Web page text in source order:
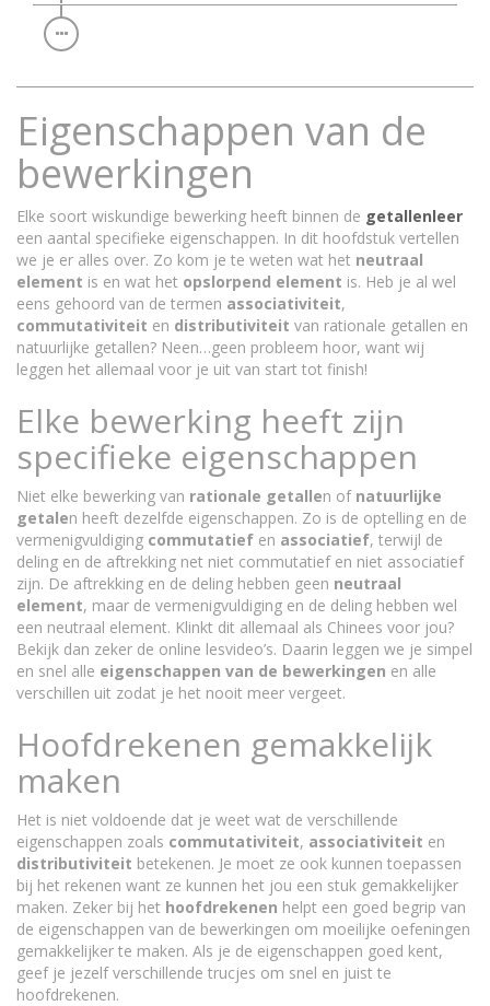
Eigenschappen van de
bewerkingen
Elke soort wiskundige bewerking heeft binnen de getallenleer
een aantal specifieke eigenschappen. In dit hoofdstuk vertellen
we je er alles over. Zo kom je te weten wat het neutraal
element is en wat het opslorpend element is. Heb je al wel
eens gehoord van de termen associativiteit,
commutativiteit en distributiviteit van rationale getallen en
natuurlijke getallen? Neen…geen probleem hoor, want wij
leggen het allemaal voor je uit van start tot finish!
Elke bewerking heeft zijn
specifieke eigenschappen
Niet elke bewerking van rationale getallen of natuurlijke
getalen heeft dezelfde eigenschappen. Zo is de optelling en de
vermenigvuldiging commutatief en associatief, terwijl de
deling en de aftrekking net niet commutatief en niet associatief
zijn. De aftrekking en de deling hebben geen neutraal
element, maar de vermenigvuldiging en de deling hebben wel
een neutraal element. Klinkt dit allemaal als Chinees voor jou?
Bekijk dan zeker de online lesvideo’s. Daarin leggen we je simpel
en snel alle eigenschappen van de bewerkingen en alle
verschillen uit zodat je het nooit meer vergeet.
Hoofdrekenen gemakkelijk
maken
Het is niet voldoende dat je weet wat de verschillende
eigenschappen zoals commutativiteit, associativiteit en
distributiviteit betekenen. Je moet ze ook kunnen toepassen
bij het rekenen want ze kunnen het jou een stuk gemakkelijker
maken. Zeker bij het hoofdrekenen helpt een goed begrip van
de eigenschappen van de bewerkingen om moeilijke oefeningen
gemakkelijker te maken. Als je de eigenschappen goed kent,
geef je jezelf verschillende trucjes om snel en juist te
hoofdrekenen.